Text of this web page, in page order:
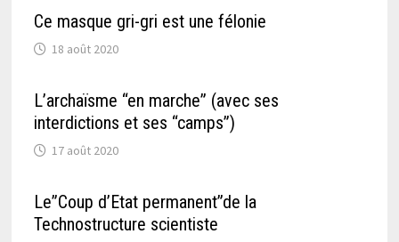
Ce masque gri-gri est une félonie
18 août 2020
L’archaïsme “en marche” (avec ses
interdictions et ses “camps”)
17 août 2020
Le”Coup d’Etat permanent”de la
Technostructure scientiste